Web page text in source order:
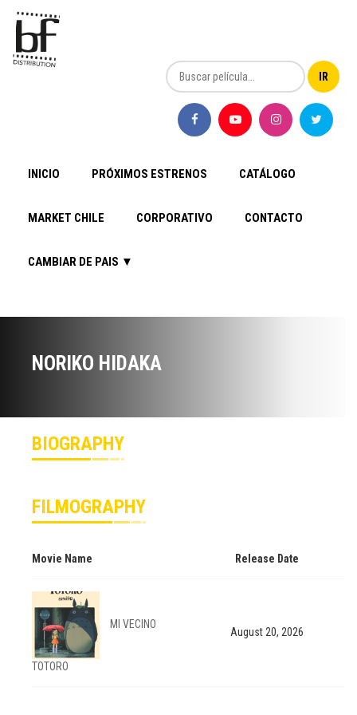
INICIO PRÓXIMOS ESTRENOS CATÁLOGO
MARKET CHILE CORPORATIVO CONTACTO
CAMBIAR DE PAIS ▼
NORIKO HIDAKA
BIOGRAPHY
FILMOGRAPHY
Movie Name Release Date
MI VECINO
TOTORO
August 20, 2026